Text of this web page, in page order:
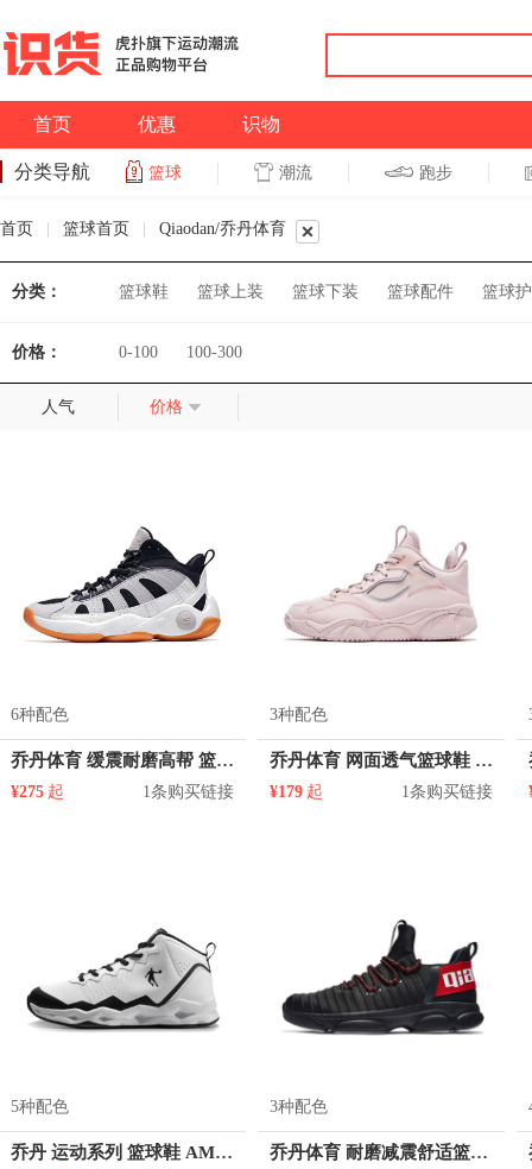
首页 优惠 识物
分类导航 篮球 潮流 跑步
首页 篮球首页 Qiaodan/乔丹体育
分类： 篮球鞋 篮球上装 篮球下装 篮球配件 篮球
价格： 0-100 100-300
人气 价格
6种配色
乔丹体育 缓震耐磨高帮 篮球鞋 AM32212006
¥275 起 1条购买链接
3种配色
乔丹体育 网面透气篮球鞋 XM36212005
¥179 起 1条购买链接
5种配色
乔丹 运动系列 篮球鞋 AM4380112
3种配色
乔丹体育 耐磨减震舒适篮球鞋 XM4580106